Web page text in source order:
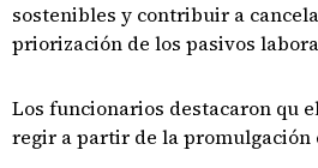
sostenibles y contribuir a
priorización de los pasivos
Los funcionarios destacaron qu
regir a partir de la promulgación